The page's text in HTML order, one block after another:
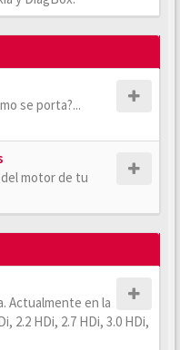
se porta?...
motor de tu
Actualmente en la
2.2 HDi, 2.7 HDi, 3.0 HDi,